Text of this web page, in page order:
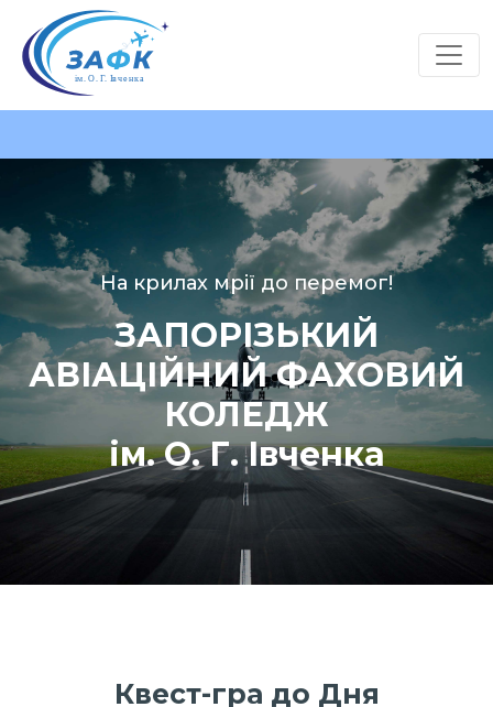
На крилах мрії до перемог!
ЗАПОРІЗЬКИЙ
АВІАЦІЙНИЙ ФАХОВИЙ
КОЛЕДЖ
ім. О. Г. Івченка
Квест-гра до Дня